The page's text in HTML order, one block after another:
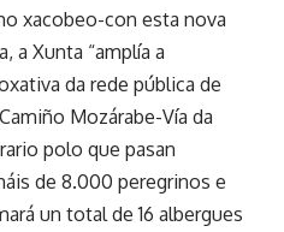
xacobeo-con esta nova
a Xunta “amplía a
da rede pública de
Mozárabe-Vía da
polo que pasan
de 8.000 peregrinos e
un total de 16 albergues